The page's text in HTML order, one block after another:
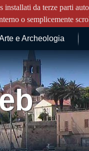
da terze parti
o semplicemente
e Archeologia